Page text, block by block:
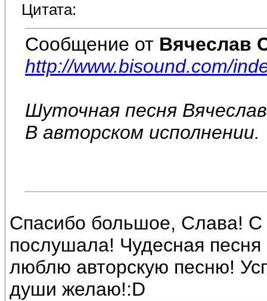
Цитата:
Сообщение от Вячеслав
http://www.bisound.com/
Шуточная песня
В авторском исполнении.
Спасибо большое, Слава!
послушала! Чудесная
люблю авторскую песню!
души желаю!:D